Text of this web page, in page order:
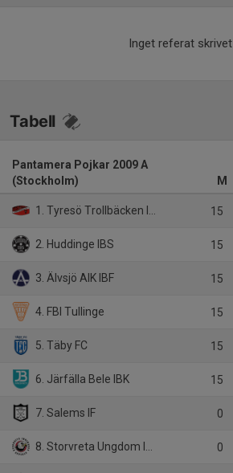
Inget referat skrivet
Tabell
Pantamera Pojkar 2009 A
(Stockholm)
M
1. Tyresö Trollbäcken IBK 15
2. Huddinge IBS 15
3. Älvsjö AIK IBF 15
4. FBI Tullinge 15
5. Täby FC 15
6. Järfälla Bele IBK 15
7. Salems IF 0
8. Storvreta Ungdom IBK 0